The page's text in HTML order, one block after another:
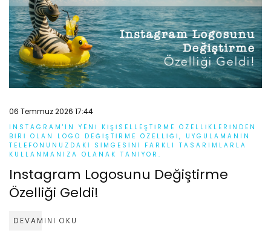
06 Temmuz 2026 17:44
INSTAGRAM'IN YENI KIŞISELLEŞTIRME ÖZELLIKLERINDEN
BIRI OLAN LOGO DEĞIŞTIRME ÖZELLIĞI, UYGULAMANIN
TELEFONUNUZDAKI SIMGESINI FARKLI TASARIMLARLA
KULLANMANIZA OLANAK TANIYOR.
Instagram Logosunu Değiştirme
Özelliği Geldi!
DEVAMINI OKU